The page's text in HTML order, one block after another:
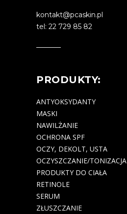
kontakt@pcaskin.pl
tel: 22 729 85 82
PRODUKTY:
ANTYOKSYDANTY
MASKI
NAWILŻANIE
OCHRONA SPF
OCZY, DEKOLT, USTA
OCZYSZCZANIE/TONIZACJA
PRODUKTY DO CIAŁA
RETINOLE
SERUM
ZŁUSZCZANIE